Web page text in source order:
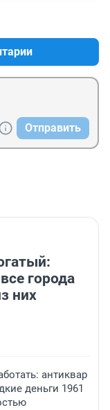
Отправить
города
них
антиквар
деньги 1961